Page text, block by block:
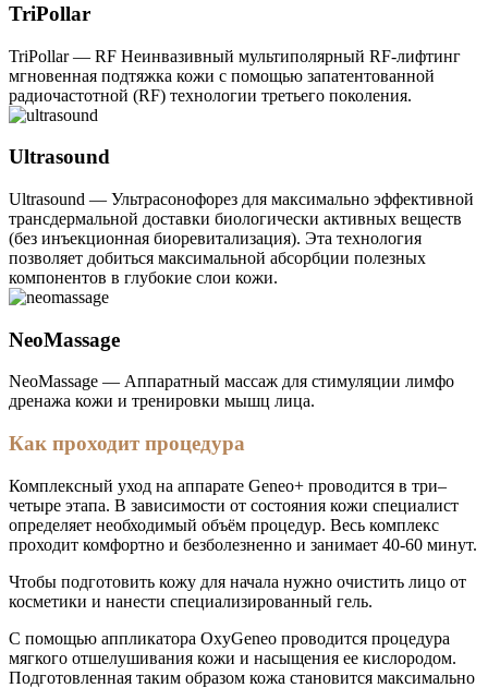
TriPollar
TriPollar — RF Неинвазивный мультиполярный RF-лифтинг
мгновенная подтяжка кожи с помощью запатентованной
радиочастотной (RF) технологии третьего поколения.
Ultrasound
Ultrasound — Ультрасонофорез для максимально эффективной
трансдермальной доставки биологически активных веществ
(без инъекционная биоревитализация). Эта технология
позволяет добиться максимальной абсорбции полезных
компонентов в глубокие слои кожи.
NeoMassage
NeoMassage — Аппаратный массаж для стимуляции лимфо
дренажа кожи и тренировки мышц лица.
Как проходит процедура
Комплексный уход на аппарате Geneo+ проводится в три–
четыре этапа. В зависимости от состояния кожи специалист
определяет необходимый объём процедур. Весь комплекс
проходит комфортно и безболезненно и занимает 40-60 минут.
Чтобы подготовить кожу для начала нужно очистить лицо от
косметики и нанести специализированный гель.
С помощью аппликатора OxyGeneo проводится процедура
мягкого отшелушивания кожи и насыщения ее кислородом.
Подготовленная таким образом кожа становится максимально